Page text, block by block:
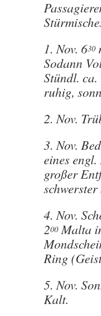
1. Nov. 630
Sodann
Stündl. ca.
ruhig,
2. Nov.
3. Nov.
eines
großer
schwerster
4. Nov.
200 Malta
Ring
5. Nov.
Kalt.